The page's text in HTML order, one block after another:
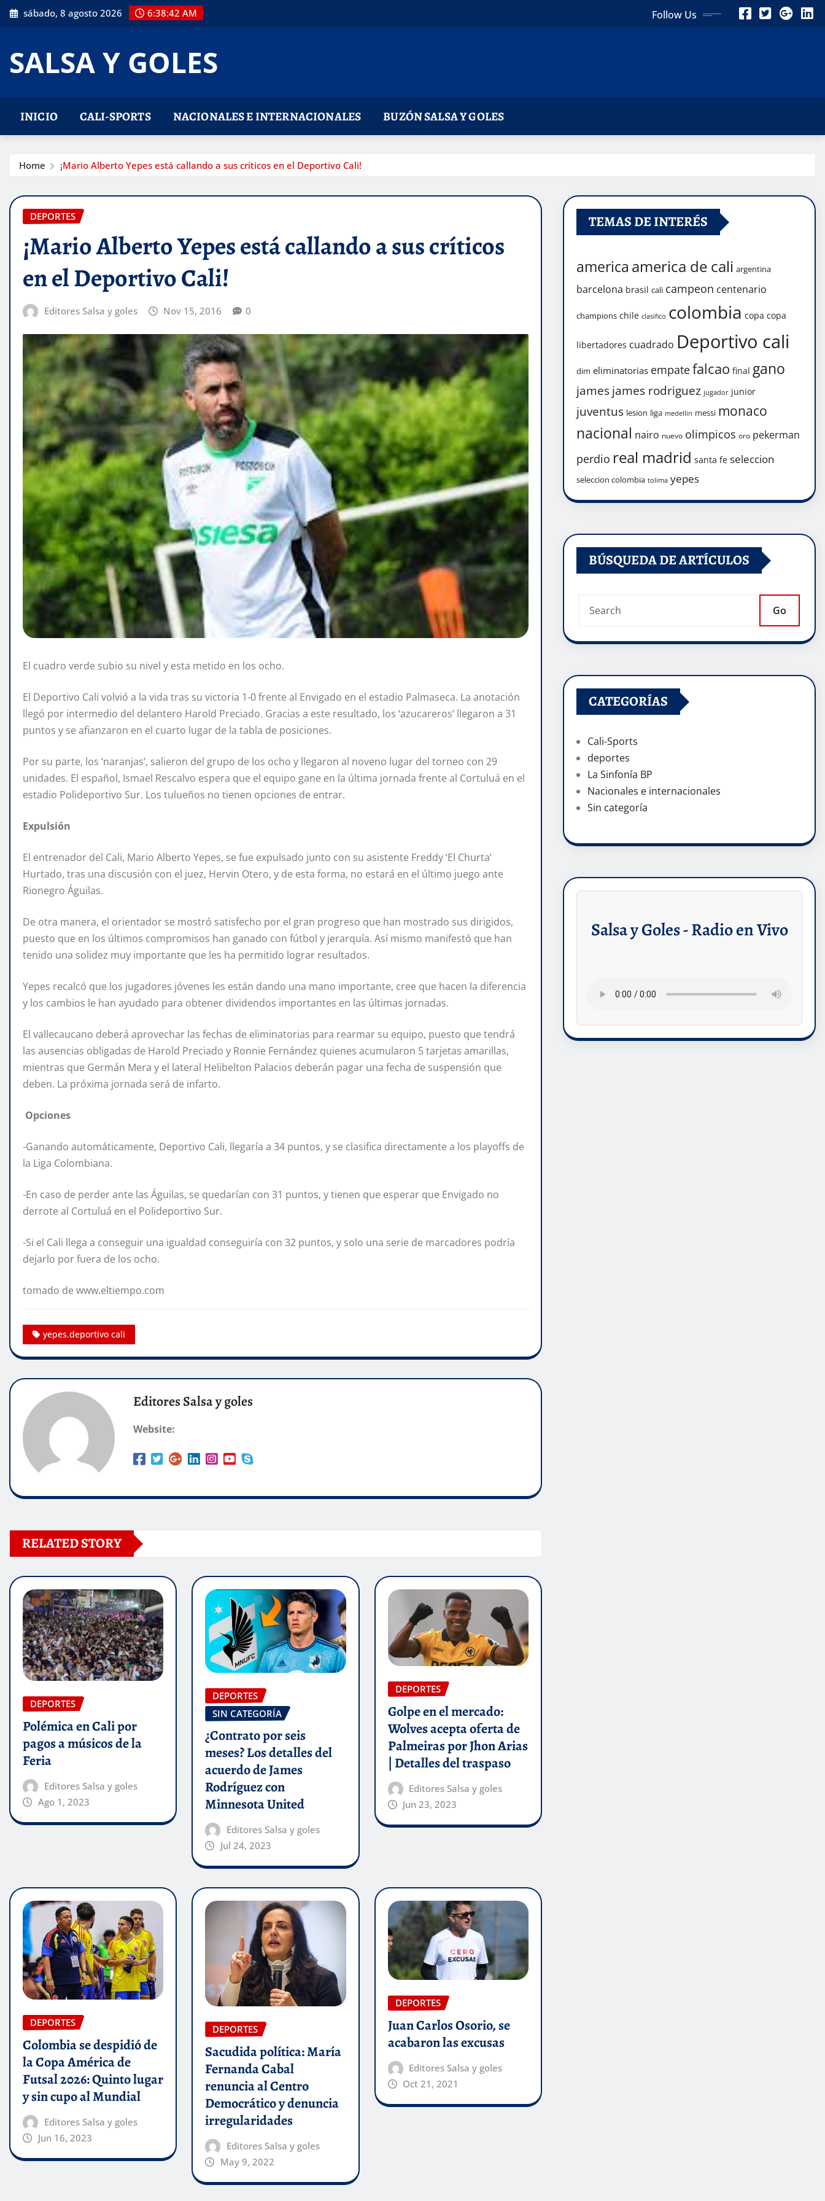
Skip
to
sábado, 8 agosto 2026 6:38:42 AM Follow Us
SALSA Y GOLES
INICIO CALI-SPORTS NACIONALES E INTERNACIONALES BUZÓN SALSA Y GOLES
Home ¡Mario Alberto Yepes está callando a sus críticos en el Deportivo Cali!
DEPORTES
¡Mario Alberto Yepes está callando a sus críticos
en el Deportivo Cali!
Editores Salsa y goles Nov 15, 2016 0
El cuadro verde subio su nivel y esta metido en los ocho.
El Deportivo Cali volvió a la vida tras su victoria 1-0 frente al Envigado en el estadio Palmaseca. La anotación
llegó por intermedio del delantero Harold Preciado. Gracias a este resultado, los ‘azucareros’ llegaron a 31
puntos y se afianzaron en el cuarto lugar de la tabla de posiciones.
Por su parte, los ‘naranjas’, salieron del grupo de los ocho y llegaron al noveno lugar del torneo con 29
unidades. El español, Ismael Rescalvo espera que el equipo gane en la última jornada frente al Cortuluá en el
estadio Polideportivo Sur. Los tulueños no tienen opciones de entrar.
Expulsión
El entrenador del Cali, Mario Alberto Yepes, se fue expulsado junto con su asistente Freddy ‘El Churta’
Hurtado, tras una discusión con el juez, Hervin Otero, y de esta forma, no estará en el último juego ante
Rionegro Águilas.
De otra manera, el orientador se mostró satisfecho por el gran progreso que han mostrado sus dirigidos,
puesto que en los últimos compromisos han ganado con fútbol y jerarquía. Así mismo manifestó que han
tenido una solidez muy importante que les ha permitido lograr resultados.
Yepes recalcó que los jugadores jóvenes les están dando una mano importante, cree que hacen la diferencia
y los cambios le han ayudado para obtener dividendos importantes en las últimas jornadas.
El vallecaucano deberá aprovechar las fechas de eliminatorias para rearmar su equipo, puesto que tendrá
las ausencias obligadas de Harold Preciado y Ronnie Fernández quienes acumularon 5 tarjetas amarillas,
mientras que Germán Mera y el lateral Helibelton Palacios deberán pagar una fecha de suspensión que
deben. La próxima jornada será de infarto.
Opciones
-Ganando automáticamente, Deportivo Cali, llegaría a 34 puntos, y se clasifica directamente a los playoffs de
la Liga Colombiana.
-En caso de perder ante las Águilas, se quedarían con 31 puntos, y tienen que esperar que Envigado no
derrote al Cortuluá en el Polideportivo Sur.
-Si el Cali llega a conseguir una igualdad conseguiría con 32 puntos, y solo una serie de marcadores podría
dejarlo por fuera de los ocho.
tomado de www.eltiempo.com
yepes.deportivo cali
Editores Salsa y goles
Website:
RELATED STORY
DEPORTES
Polémica en Cali por
pagos a músicos de la
Feria
Editores Salsa y goles
Ago 1, 2023
DEPORTES
SIN CATEGORÍA
¿Contrato por seis
meses? Los detalles del
acuerdo de James
Rodríguez con
Minnesota United
Editores Salsa y goles
Jul 24, 2023
DEPORTES
Golpe en el mercado:
Wolves acepta oferta de
Palmeiras por Jhon Arias
| Detalles del traspaso
Editores Salsa y goles
Jun 23, 2023
DEPORTES
Colombia se despidió de
la Copa América de
Futsal 2026: Quinto lugar
y sin cupo al Mundial
Editores Salsa y goles
Jun 16, 2023
DEPORTES
Sacudida política: María
Fernanda Cabal
renuncia al Centro
Democrático y denuncia
irregularidades
Editores Salsa y goles
May 9, 2022
DEPORTES
Juan Carlos Osorio, se
acabaron las excusas
Editores Salsa y goles
Oct 21, 2021
TEMAS DE INTERÉS
america america de cali argentina
barcelona brasil cali campeon centenario
champions chile clasifico colombia copa copa
libertadores cuadrado Deportivo cali
dim eliminatorias empatefalcao final gano
james james rodriguez jugador junior
juventus lesion liga medellin messi monaco
nacional nairo nuevo olimpicos oro pekerman
perdio real madrid santa fe seleccion
seleccion colombia tolima yepes
BÚSQUEDA DE ARTÍCULOS
Go
CATEGORÍAS
Cali-Sports
deportes
La Sinfonía BP
Nacionales e internacionales
Sin categoría
Salsa y Goles - Radio en Vivo